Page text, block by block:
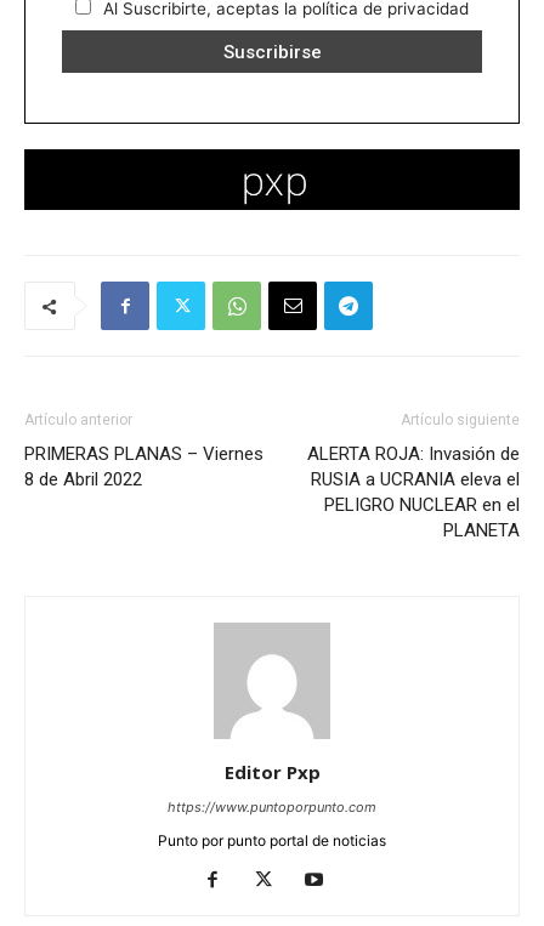
Al Suscribirte, aceptas la política de privacidad
Artículo anterior
PRIMERAS PLANAS – Viernes
8 de Abril 2022
Artículo siguiente
ALERTA ROJA: Invasión de
RUSIA a UCRANIA eleva el
PELIGRO NUCLEAR en el
PLANETA
Editor Pxp
https://www.puntoporpunto.com
Punto por punto portal de noticias